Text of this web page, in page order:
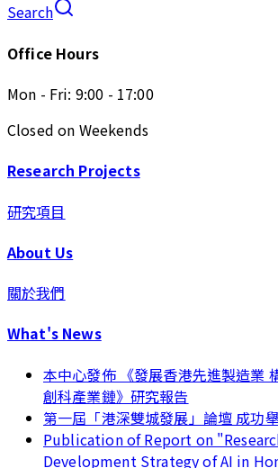
Search
Office Hours
Mon - Fri: 9:00 - 17:00
Closed on Weekends
Research Projects
研究項目
About Us
關於我們
What's News
本中心發佈 《發展香港先進製造業
創科產業鏈》研究報告
第一屆「港深雙城發展」論壇 成功
Publication of Report on
Development Strategy of AI in